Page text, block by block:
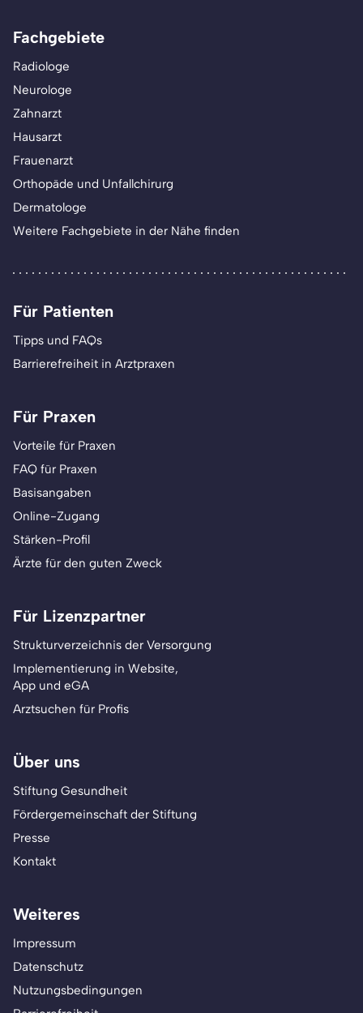
Fachgebiete
Radiologe
Neurologe
Zahnarzt
Hausarzt
Frauenarzt
Orthopäde und Unfallchirurg
Dermatologe
Weitere Fachgebiete in der Nähe finden
Für Patienten
Tipps und FAQs
Barrierefreiheit in Arztpraxen
Für Praxen
Vorteile für Praxen
FAQ für Praxen
Basisangaben
Online-Zugang
Stärken-Profil
Ärzte für den guten Zweck
Für Lizenzpartner
Strukturverzeichnis der Versorgung
Implementierung in Website,
App und eGA
Arztsuchen für Profis
Über uns
Stiftung Gesundheit
Fördergemeinschaft der Stiftung
Presse
Kontakt
Weiteres
Impressum
Datenschutz
Nutzungsbedingungen